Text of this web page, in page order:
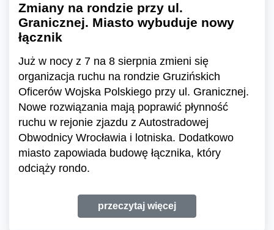
Zmiany na rondzie przy ul.
Granicznej. Miasto wybuduje nowy
łącznik
Już w nocy z 7 na 8 sierpnia zmieni się
organizacja ruchu na rondzie Gruzińskich
Oficerów Wojska Polskiego przy ul. Granicznej.
Nowe rozwiązania mają poprawić płynność
ruchu w rejonie zjazdu z Autostradowej
Obwodnicy Wrocławia i lotniska. Dodatkowo
miasto zapowiada budowę łącznika, który
odciąży rondo.
przeczytaj więcej